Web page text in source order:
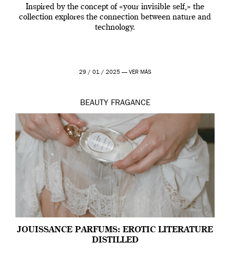
Inspired by the concept of «your invisible self,» the
collection explores the connection between nature and
technology.
29 / 01 / 2025 — VER MÁS
BEAUTY FRAGANCE
JOUISSANCE PARFUMS: EROTIC LITERATURE
DISTILLED